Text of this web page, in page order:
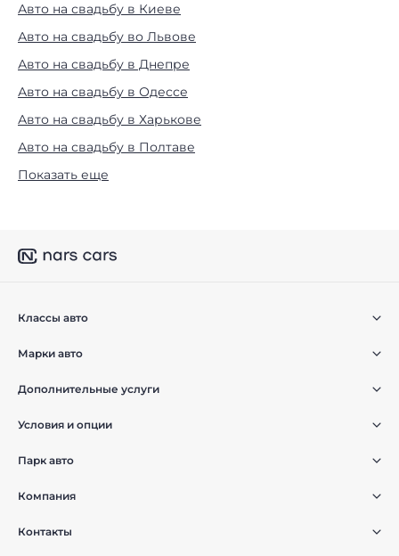
Авто на свадьбу в Киеве
Авто на свадьбу во Львове
Авто на свадьбу в Днепре
Авто на свадьбу в Одессе
Авто на свадьбу в Харькове
Авто на свадьбу в Полтаве
Показать еще
Классы авто
Марки авто
Дополнительные услуги
Условия и опции
Парк авто
Компания
Контакты